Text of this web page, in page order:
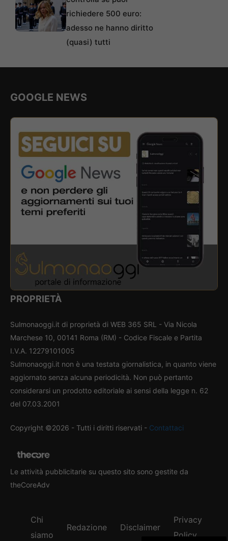
richiedere 500 euro:
adesso ne hanno diritto
(quasi) tutti
GOOGLE NEWS
PROPRIETÀ
Sulmonaoggi.it di proprietà di WEB 365 SRL - Via Nicola
Marchese 10, 00141 Roma (RM) - Codice Fiscale e Partita
I.V.A. 12279101005
Sulmonaoggi.it non è una testata giornalistica, in quanto viene
aggiornato senza alcuna periodicità. Non può pertanto
considerarsi un prodotto editoriale ai sensi della legge n. 62
del 07.03.2001
Copyright ©2026 - Tutti i diritti riservati - Contattaci
Le attività pubblicitarie su questo sito sono gestite da
theCoreAdv
Chi
siamo
Redazione Disclaimer
Privacy
Policy